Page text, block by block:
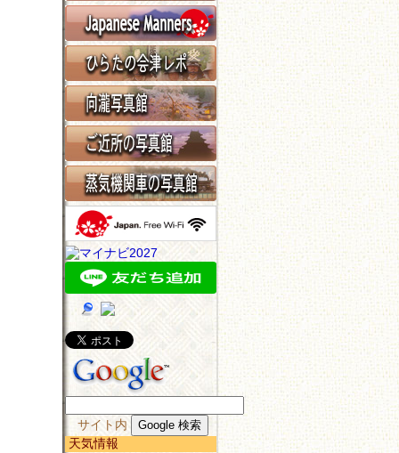
サイト内
天気情報